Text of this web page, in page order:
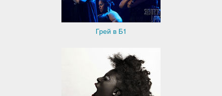
Грей в Б1